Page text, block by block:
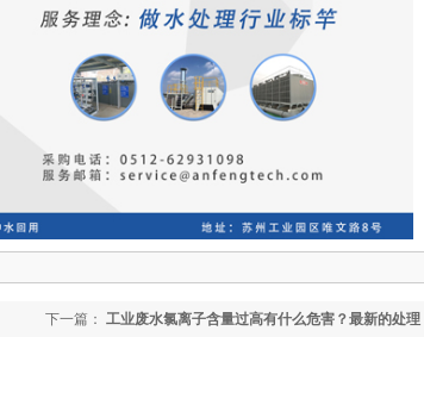
下一篇： 工业废水氯离子含量过高有什么危害？最新的处理